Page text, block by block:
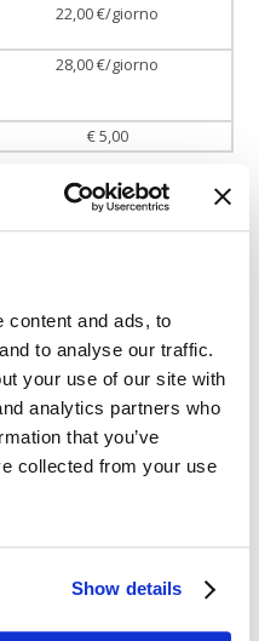
content and ads, to
to analyse our traffic.
your use of our site with
analytics partners who
that you’ve
collected from your use
Show details
22,00 €/giorno
28,00 €/giorno
€ 5,00
ausgeschlossen und
Nacht, wie von der
Öffnungszeiten
08:00 - 12:30
13:30 - 22:00
08:00 - 12:30